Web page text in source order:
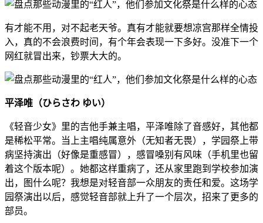
有才能不用，对不起老天爷。真有才能就要想凉宫那样全情投
入，真的不会浪费时间，有个年会表现一下多好。没准下一个
网红就冒出来，钞票大大的。
平泽唯（ひらさわ ゆい）
《轻音少女》里的吉他手兼主唱，平泽唯除了音感好，其他都
是稀松平常。当上主唱纯属意外（无知者无畏），学园祭上带
病坚持演出（好像是重感冒），感冒嗓别有风味（手机里也留
着这个版本呢）。她都这样重病了，还从家里跑到学校参加演
出，图什么呢？我想是对轻音部一众朋友的责任和爱。这场学
园祭演出以后，感觉轻音部就上升了一个层次，招来了更多的
部员。